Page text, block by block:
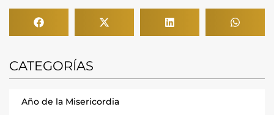
CATEGORÍAS
Año de la Misericordia